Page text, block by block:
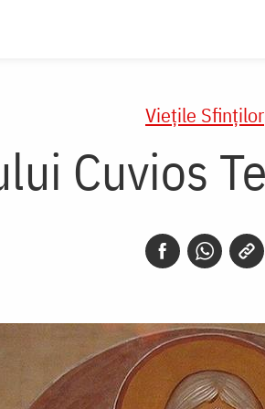
Vieţile Sfinţilor
Cuvios